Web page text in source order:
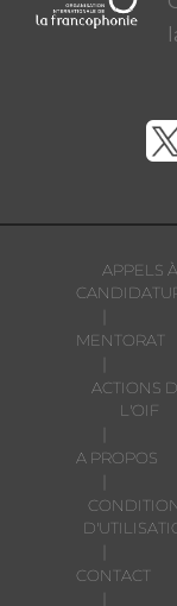
APPELS À
MENTORAT
ACTIONS
L'OIF
A PROPOS
CONTACT